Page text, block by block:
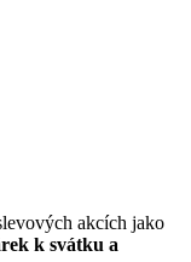
akcích jako
k svátku a